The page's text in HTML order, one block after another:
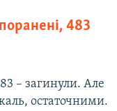
483
– загинули. Але
остаточними.